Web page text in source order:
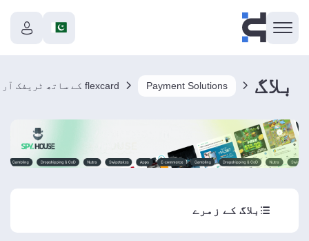
بلاگ Payment Solutions
بلاگ کے زمرے